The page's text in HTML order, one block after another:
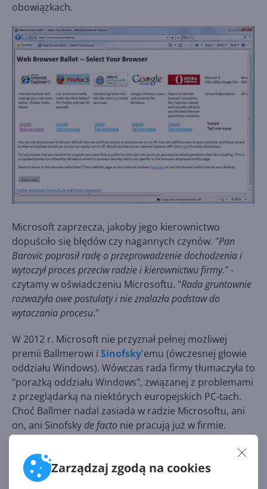
Zarządzaj zgodą na cookies
obowiązkach.
Microsoft zaprzecza, jakoby jego kierownictwo
dopuściło się błędów czy nagannych czynów. "Pan
Barovic poprosił radę o przeprowadzenie dochodzenia i
wytoczył proces przeciw radzie i kierownictwu firmy." -
czytamy w oświadczeniu Microsoftu. "Rada gruntownie
rozważyła owe postulaty i nie znalazła podstaw do
wytaczania procesu."
W 2012 r. Microsoft nie przyznał pełnej możliwej
premii Ballmerowi i Sinofsky'emu (ówczesnej głowie
oddziału Windows). Wówczas rada firmy tłumaczyła to
"porażką oddziału Windows", związanej z problemami
z przeglądarką na niektórych europejskich PC-tach.
Choć Ballmer nadal zasiada w radzie Microsoftu, ani
on, ani Sinofsky de facto nie pracują już w firmie.
Źródło:
http://www.winbeta.org/news/gates-and-ballmer-